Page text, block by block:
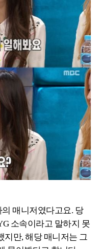
매니저였다고요. 당
소속이라고 말하지 못
지만, 해당 매니저는 그